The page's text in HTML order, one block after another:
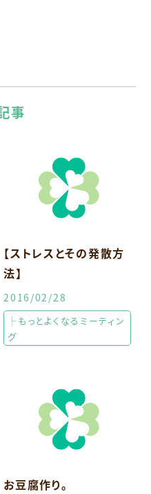
事
【ストレスとその発散方
法】
2016/02/28
├もっとよくなるミーティン
グ
お豆腐作り。